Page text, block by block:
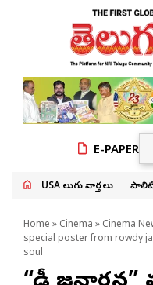
E-PAPER
USA తెలుగు వార్తలు
Home » Cinema » Cinema
special poster from rowdy
soul